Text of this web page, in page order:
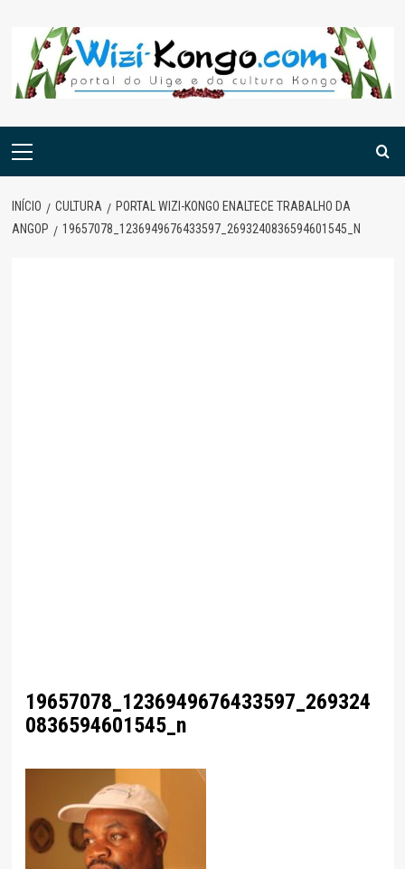
content
Menu
INÍCIO CULTURA
PORTAL WIZI-KONGO ENALTECE TRABALHO DA
ANGOP
19657078_1236949676433597_2693240836594601545_N
19657078_1236949676433597_269324
0836594601545_n